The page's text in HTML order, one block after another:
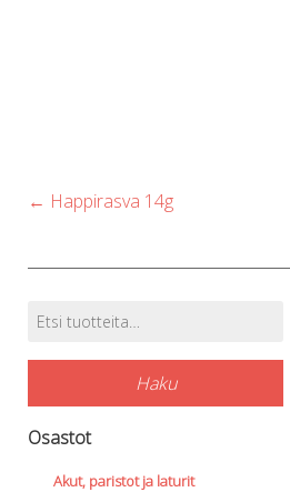
Post
← Happirasva 14g
Tuotehaku
Etsi:
Haku
Osastot
Akut, paristot ja laturit